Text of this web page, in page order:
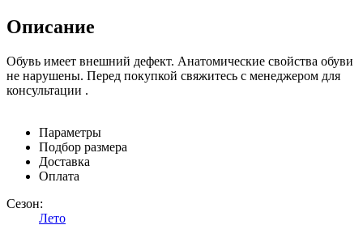
Описание
Обувь имеет внешний дефект. Анатомические свойства обуви
не нарушены. Перед покупкой свяжитесь с менеджером для
консультации .
Параметры
Подбор размера
Доставка
Оплата
Сезон:
Лето